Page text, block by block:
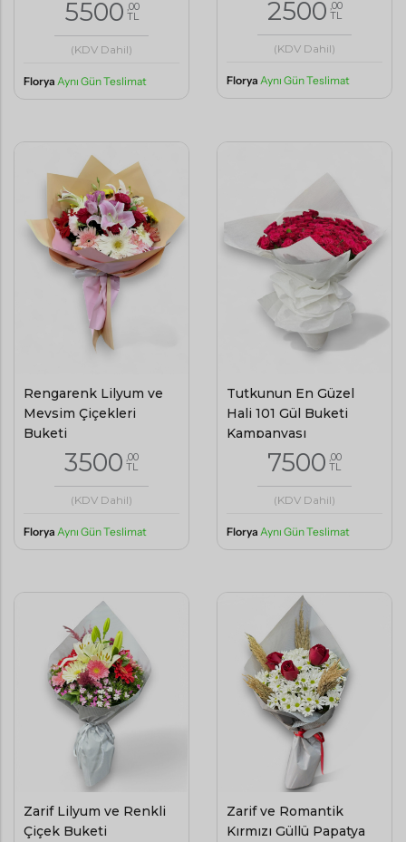
5500 ,00
TL
(KDV Dahil)
Florya Aynı Gün Teslimat
2500 ,00
TL
(KDV Dahil)
Florya Aynı Gün Teslimat
Rengarenk Lilyum ve
Mevsim Çiçekleri
Buketi
3500 ,00
TL
(KDV Dahil)
Florya Aynı Gün Teslimat
Tutkunun En Güzel
Hali 101 Gül Buketi
Kampanyası
7500 ,00
TL
(KDV Dahil)
Florya Aynı Gün Teslimat
Zarif Lilyum ve Renkli
Çiçek Buketi
Zarif ve Romantik
Kırmızı Güllü Papatya